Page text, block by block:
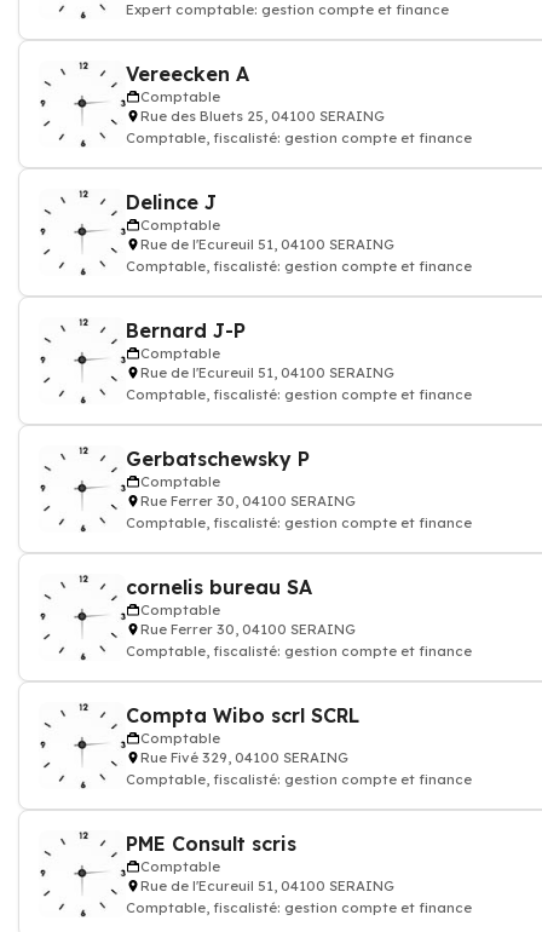
Expert comptable: gestion compte et finance
Vereecken A
Comptable
Rue des Bluets 25, 04100 SERAING
Comptable, fiscalisté: gestion compte et finance
Delince J
Comptable
Rue de l'Ecureuil 51, 04100 SERAING
Comptable, fiscalisté: gestion compte et finance
Bernard J-P
Comptable
Rue de l'Ecureuil 51, 04100 SERAING
Comptable, fiscalisté: gestion compte et finance
Gerbatschewsky P
Comptable
Rue Ferrer 30, 04100 SERAING
Comptable, fiscalisté: gestion compte et finance
cornelis bureau SA
Comptable
Rue Ferrer 30, 04100 SERAING
Comptable, fiscalisté: gestion compte et finance
Compta Wibo scrl SCRL
Comptable
Rue Fivé 329, 04100 SERAING
Comptable, fiscalisté: gestion compte et finance
PME Consult scris
Comptable
Rue de l'Ecureuil 51, 04100 SERAING
Comptable, fiscalisté: gestion compte et finance